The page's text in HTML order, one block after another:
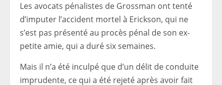
Les avocats pénalistes de Grossman ont tenté
d’imputer l’accident mortel à Erickson, qui ne
s’est pas présenté au procès pénal de son ex-
petite amie, qui a duré six semaines.
Mais il n’a été inculpé que d’un délit de conduite
imprudente, ce qui a été rejeté après avoir fait